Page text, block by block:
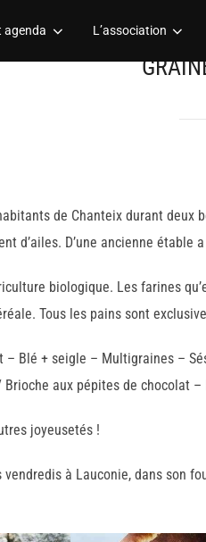
agenda L’association
de Chanteix durant
d’ailes. D’une ancienne
biologique. Les farines
Tous les pains sont
– Blé + seigle – Multigraines –
aux pépites de chocolat
joyeusetés !
à Lauconie, dans son